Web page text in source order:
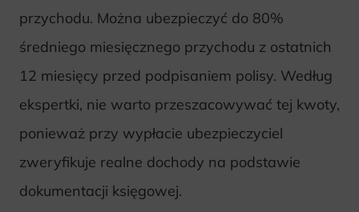
przychodu. Można ubezpieczyć do 80%
średniego miesięcznego przychodu z ostatnich
12 miesięcy przed podpisaniem polisy. Według
ekspertki, nie warto przeszacowywać tej kwoty,
ponieważ przy wypłacie ubezpieczyciel
zweryfikuje realne dochody na podstawie
dokumentacji księgowej.